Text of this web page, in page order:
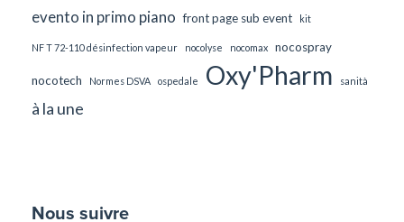
evento in primo piano front page sub event kit
NF T 72-110 désinfection vapeur nocolyse nocomax nocospray
nocotech Normes DSVA ospedale Oxy'Pharm sanità
à la une
Nous suivre